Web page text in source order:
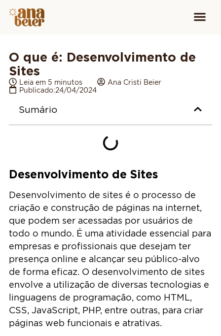
O que é: Desenvolvimento de
Sites
Leia em 5 minutos
Ana Cristi Beier
Publicado:24/04/2024
Sumário
Desenvolvimento de Sites
Desenvolvimento de sites é o processo de
criação e construção de páginas na internet,
que podem ser acessadas por usuários de
todo o mundo. É uma atividade essencial para
empresas e profissionais que desejam ter
presença online e alcançar seu público-alvo
de forma eficaz. O desenvolvimento de sites
envolve a utilização de diversas tecnologias e
linguagens de programação, como HTML,
CSS, JavaScript, PHP, entre outras, para criar
páginas web funcionais e atrativas.